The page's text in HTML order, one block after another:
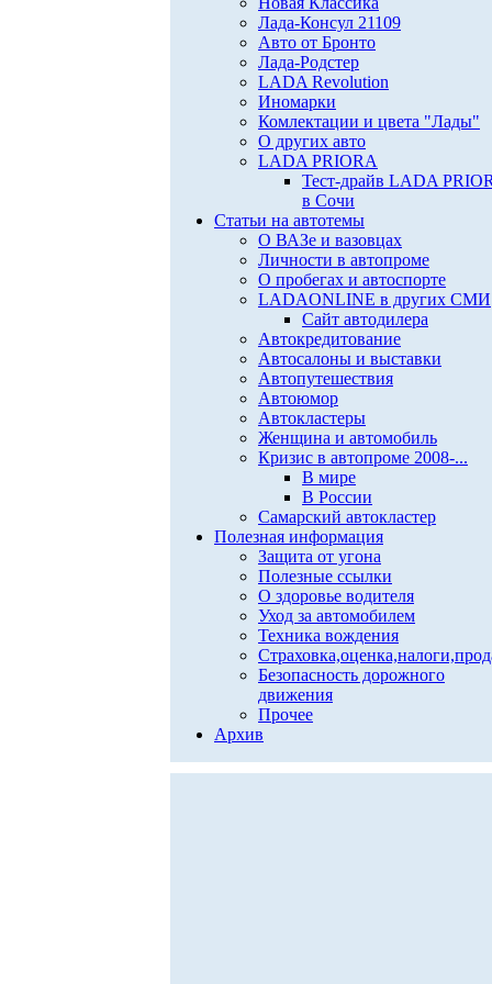
Лада-Консул 21109
Авто от Бронто
Лада-Родстер
LADA Revolution
Иномарки
Комлектации и цвета "Лады"
О других авто
LADA PRIORA
Тест-драйв LADA
в Сочи
Статьи на автотемы
О ВАЗе и вазовцах
Личности в автопроме
О пробегах и автоспорте
LADAONLINE в других СМИ
Сайт автодилера
Автокредитование
Автосалоны и выставки
Автопутешествия
Автоюмор
Автокластеры
Женщина и автомобиль
Кризис в автопроме 2008-...
В мире
В России
Самарский автокластер
Полезная информация
Защита от угона
Полезные ссылки
О здоровье водителя
Уход за автомобилем
Техника вождения
Безопасность дорожного
движения
Прочее
Архив